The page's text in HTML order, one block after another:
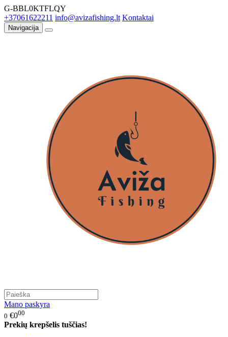
G-BBL0KTFLQY
+37061622211 info@avizafishing.lt Kontaktai
Navigacija
Mano paskyra
0 €000
Prekių krepšelis tuščias!